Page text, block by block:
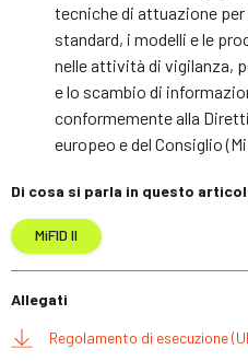
tecniche di attuazione
standard, i modelli e le
nelle attività di vigilanza,
e lo scambio di
conformemente alla
europeo e del Consiglio
Di cosa si parla in questo
MiFID II
Allegati
Regolamento di esecuzione